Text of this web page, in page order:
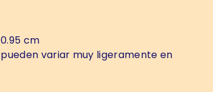
0.95 cm
variar muy ligeramente en